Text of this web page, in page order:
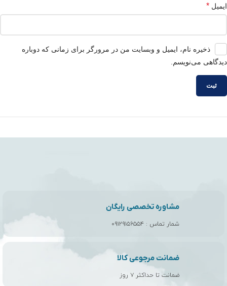
ایمیل *
ذخیره نام، ایمیل و وبسایت من در مرورگر برای زمانی که دوباره
دیدگاهی می‌نویسم.
مشاوره تخصصی رایگان
شمار تماس : ۰۹۱۲۹۱۵۶۵۵۴
ضمانت مرجوعی کالا
ضمانت تا حداکثر ۷ روز